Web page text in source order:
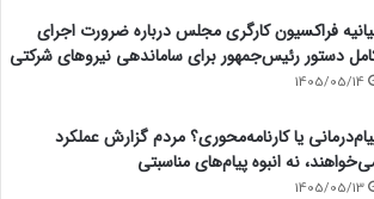
فراکسیون کارگری مجلس درباره ضرورت اجرای
دستور رئیس‌جمهور برای ساماندهی نیروهای شرکتی
1405/05/14
یا کارنامه‌محوری؟ مردم گزارش عملکرد
نه انبوه پیام‌های مناسبتی
1405/05/13